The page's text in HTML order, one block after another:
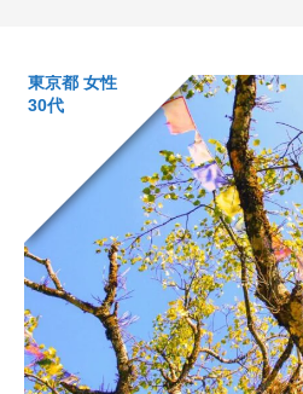
東京都 女性
30代